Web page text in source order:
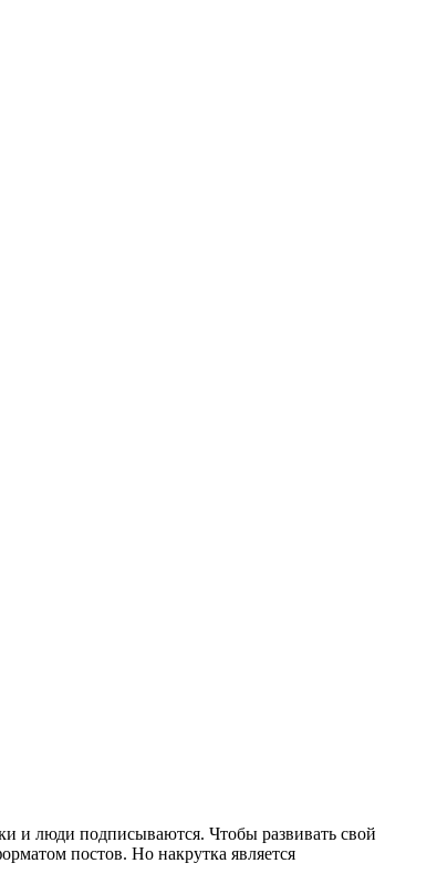
и люди подписываются. Чтобы развивать свой
постов. Но накрутка является